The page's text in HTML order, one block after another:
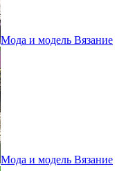
Мода и модель Вязание
Мода и модель Вязание